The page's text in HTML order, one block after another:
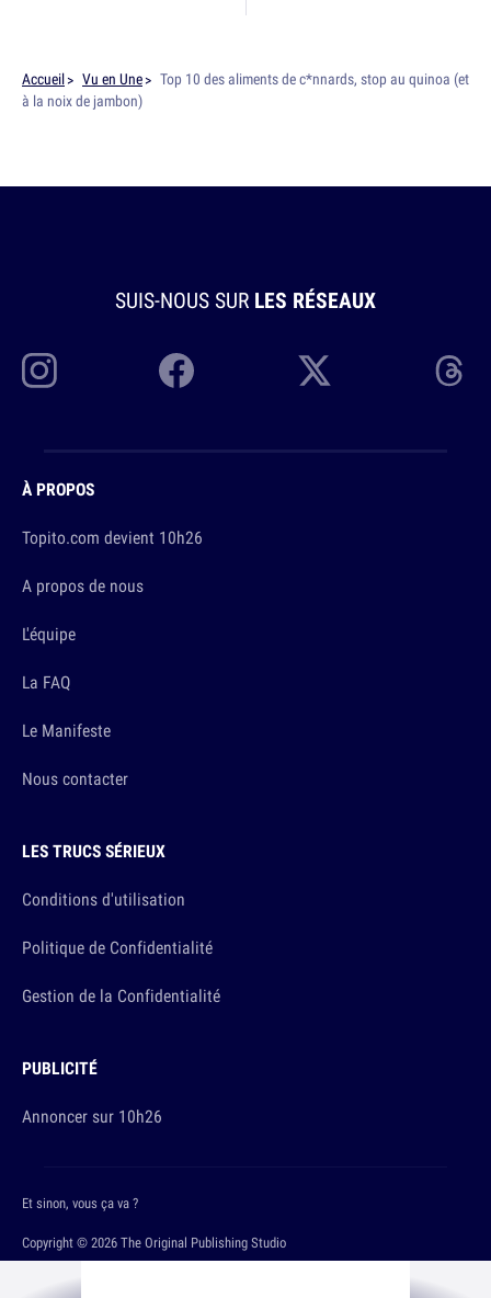
Accueil Vu en Une
Top 10 des aliments de c*nnards, stop au quinoa (et
à la noix de jambon)
SUIS-NOUS SUR LES RÉSEAUX
À PROPOS
Topito.com devient 10h26
A propos de nous
L'équipe
La FAQ
Le Manifeste
Nous contacter
LES TRUCS SÉRIEUX
Conditions d'utilisation
Politique de Confidentialité
Gestion de la Confidentialité
PUBLICITÉ
Annoncer sur 10h26
Copyright © 2026 The Original Publishing Studio
Et sinon, vous ça va ?